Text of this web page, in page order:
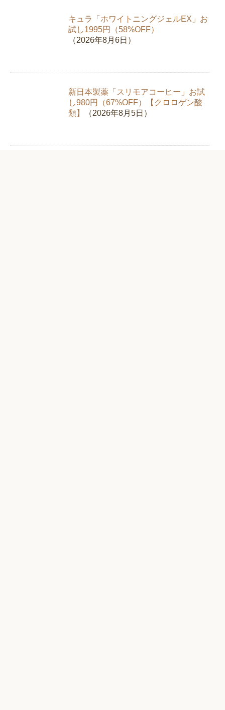
キュラ「ホワイトニングジェルEX」お
試し1995円（58%OFF）
（2026年8月6日）
新日本製薬「スリモアコーヒー」お試
し980円（67%OFF）【クロロゲン酸
類】
（2026年8月5日）